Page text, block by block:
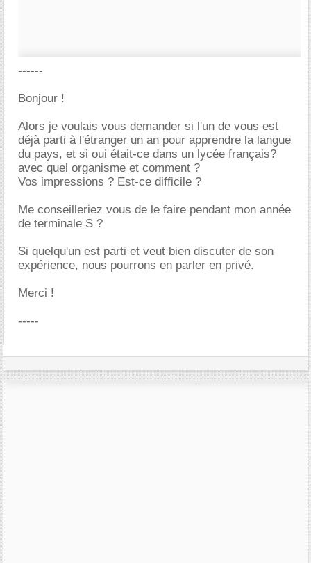
------
Bonjour !
Alors je voulais vous demander si l'un de vous est
déjà parti à l'étranger un an pour apprendre la langue
du pays, et si oui était-ce dans un lycée français?
avec quel organisme et comment ?
Vos impressions ? Est-ce difficile ?
Me conseilleriez vous de le faire pendant mon année
de terminale S ?
Si quelqu'un est parti et veut bien discuter de son
expérience, nous pourrons en parler en privé.
Merci !
-----